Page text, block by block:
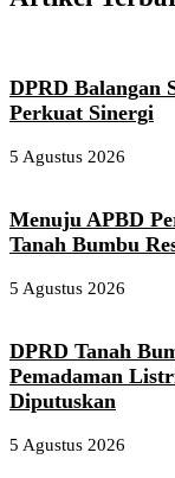
DPRD Balangan
Perkuat Sinergi
5 Agustus 2026
Menuju APBD
Tanah Bumbu
5 Agustus 2026
DPRD Tanah
Pemadaman
Diputuskan
5 Agustus 2026